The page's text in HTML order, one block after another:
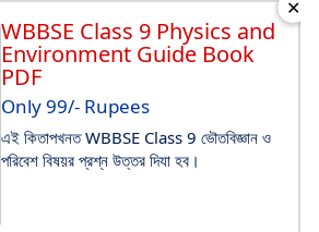
WBBSE Class 9 Physics and
Environment Guide Book
PDF
Only 99/- Rupees
এই কিতাপখনত WBBSE Class 9 ভৌতবিজ্ঞান ও
পরিবেশ বিষয়র প্রশ্ন উত্তর দিযা হব।
✕